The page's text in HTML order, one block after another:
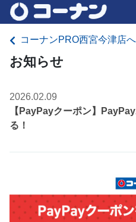
コーナンPRO西宮今津店
お知らせ
2026.02.09
【PayPayクーポン】
る！